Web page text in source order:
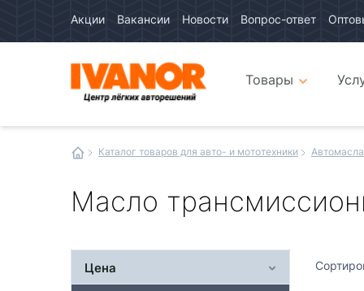
Акции Вакансии Новости Вопрос-ответ
интернетТовары
Каталог товаров для авто- и мототехники Автомасла
Масло
Цена